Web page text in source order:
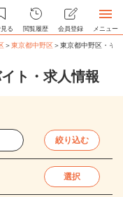
る 閲覧履歴 会員登録 メニュー
＞東京都中野区＞東京都中野区・そ
ト・求人情報
絞り込む
選択